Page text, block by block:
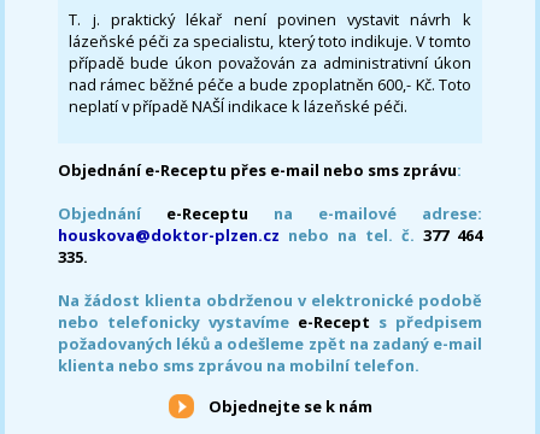
T. j. praktický lékař není povinen vystavit návrh k
lázeňské péči za specialistu, který toto indikuje. V tomto
případě bude úkon považován za administrativní úkon
nad rámec běžné péče a bude zpoplatněn 600,- Kč. Toto
neplatí v případě NAŠÍ indikace k lázeňské péči.
Objednání e-Receptu přes e-mail nebo sms zprávu:
Objednání e-Receptu na e-mailové adrese:
houskova@doktor-plzen.cz nebo na tel. č. 377 464
335.
Na žádost klienta obdrženou v elektronické podobě
nebo telefonicky vystavíme e-Recept s předpisem
požadovaných léků a odešleme zpět na zadaný e-mail
klienta nebo sms zprávou na mobilní telefon.
Objednejte se k nám